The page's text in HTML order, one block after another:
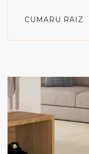
CUMARU RAIZ